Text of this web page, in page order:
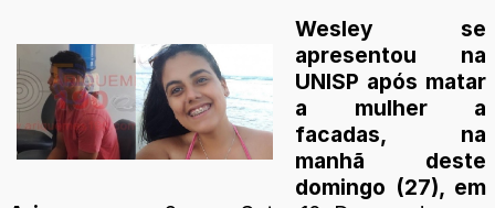
Wesley se
apresentou na
UNISP após matar
a mulher a
facadas, na
manhã deste
domingo (27), em